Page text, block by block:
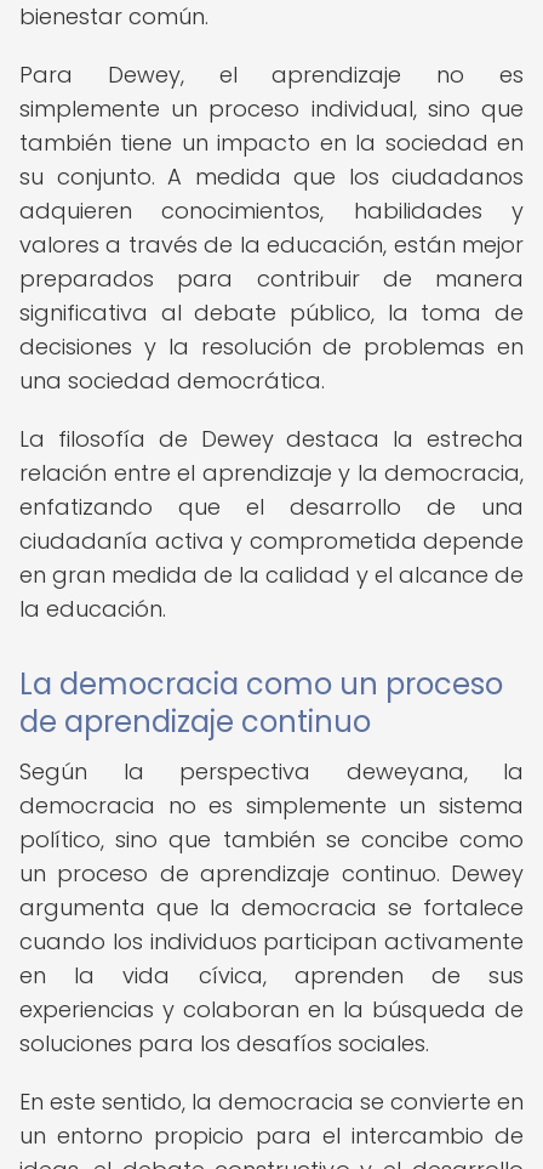
bienestar común.
Para Dewey, el aprendizaje no es
simplemente un proceso individual, sino que
también tiene un impacto en la sociedad en
su conjunto. A medida que los ciudadanos
adquieren conocimientos, habilidades y
valores a través de la educación, están mejor
preparados para contribuir de manera
significativa al debate público, la toma de
decisiones y la resolución de problemas en
una sociedad democrática.
La filosofía de Dewey destaca la estrecha
relación entre el aprendizaje y la democracia,
enfatizando que el desarrollo de una
ciudadanía activa y comprometida depende
en gran medida de la calidad y el alcance de
la educación.
La democracia como un proceso
de aprendizaje continuo
Según la perspectiva deweyana, la
democracia no es simplemente un sistema
político, sino que también se concibe como
un proceso de aprendizaje continuo. Dewey
argumenta que la democracia se fortalece
cuando los individuos participan activamente
en la vida cívica, aprenden de sus
experiencias y colaboran en la búsqueda de
soluciones para los desafíos sociales.
En este sentido, la democracia se convierte en
un entorno propicio para el intercambio de